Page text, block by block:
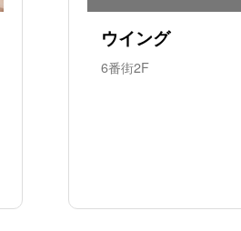
ウイング
6番街2F